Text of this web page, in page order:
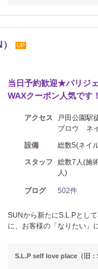
UP
当日予約歓迎★パリジ
WAXクーポン人気です！
アクセス
戸田公園
ブロウ ネ
設備
総数5(ネイ
スタッフ
総数7人(施
人)
ブログ 502件
SUNから新たにS.L.Pとし
に、お客様の「なりたい」
S.L.P self love place（旧：